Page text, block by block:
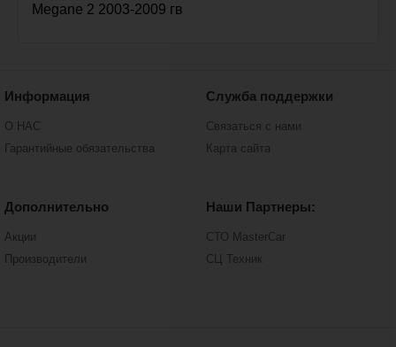
Megane 2 2003-2009 гв
Информация
О НАС
Гарантийные обязательства
Служба поддержки
Связаться с нами
Карта сайта
Дополнительно
Акции
Производители
Наши Партнеры:
СТО MasterCar
СЦ Техник